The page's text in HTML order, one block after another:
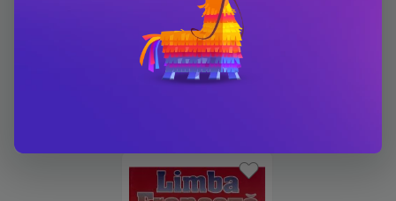
Carti scrise de Zvetlana